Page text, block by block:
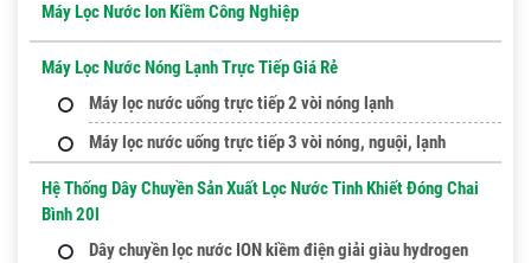
Máy Lọc Nước Ion Kiềm Công Nghiệp
Máy Lọc Nước Nóng Lạnh Trực Tiếp Giá Rẻ
Máy lọc nước uống trực tiếp 2 vòi nóng lạnh
Máy lọc nước uống trực tiếp 3 vòi nóng, nguội, lạnh
Hệ Thống Dây Chuyền Sản Xuất Lọc Nước Tinh Khiết Đóng Chai
Bình 20l
Dây chuyền lọc nước ION kiềm điện giải giàu hydrogen